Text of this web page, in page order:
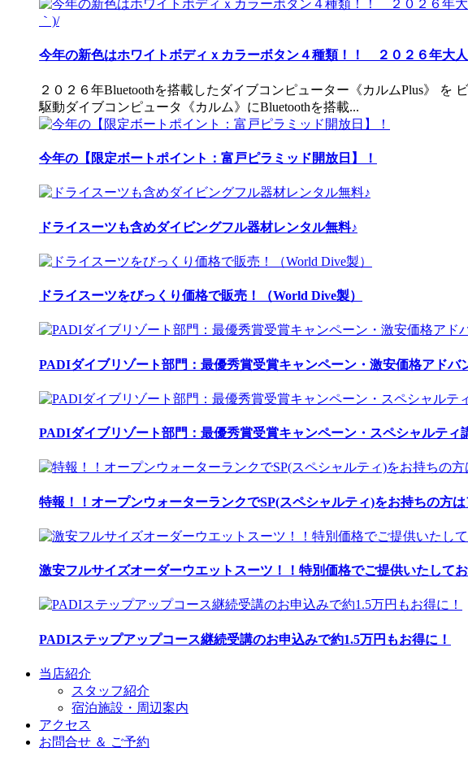
今年の新色はホワイトボディｘカラーボタン４種類！！ ２０２６年大
２０２６年Bluetoothを搭載したダイブコンピューター《カルムPlus》
駆動ダイブコンピュータ《カルム》にBluetoothを搭載...
今年の【限定ボートポイント：富戸ピラミッド開放日】！
ドライスーツも含めダイビングフル器材レンタル無料♪
ドライスーツをびっくり価格で販売！（World Dive製）
PADIダイブリゾート部門：最優秀賞受賞キャンペーン・激安価格アドバ
PADIダイブリゾート部門：最優秀賞受賞キャンペーン・スペシャルティ
特報！！オープンウォーターランクでSP(スペシャルティ)をお持ちの方
激安フルサイズオーダーウエットスーツ！！特別価格でご提供いたして
PADIステップアップコース継続受講のお申込みで約1.5万円もお得に！
当店紹介
スタッフ紹介
宿泊施設・周辺案内
アクセス
お問合せ ＆ ご予約